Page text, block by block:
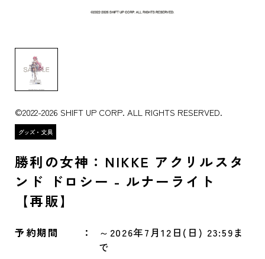
©2022-2026 SHIFT UP CORP. ALL RIGHTS RESERVED.
勝利の女神：NIKKE アクリルスタ
ンド ドロシー - ルナーライト
【再販】
予約期間
～2026年7月12日(日) 23:59ま
で